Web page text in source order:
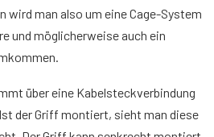
wird man also um eine Cage-System
und möglicherweise auch ein
über eine Kabelsteckverbindung
der Griff montiert, sieht man diese